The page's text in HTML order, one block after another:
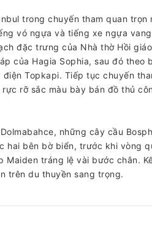
trong chuyến tham quan trọn
vó ngựa và tiếng xe ngựa
đặc trưng của Nhà thờ Hồi
của Hagia Sophia, sau đó theo
Topkapi. Tiếp tục chuyến
rỡ sắc màu bày bán đồ thủ
những cây cầu
bên bờ biển, trước khi vòng
tráng lệ vài bước chân.
trên du thuyền sang trọng.